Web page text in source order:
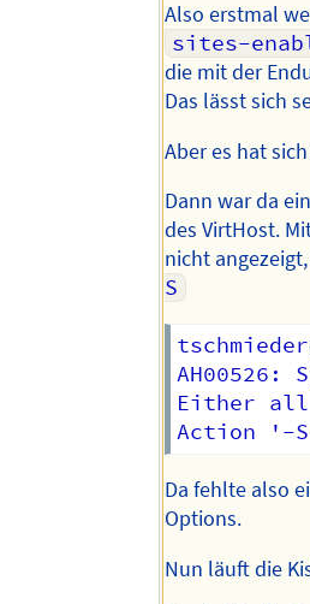
Also erstmal
sites-
die mit der
Das lässt sich
Aber es hat
Dann war da
des VirtHost.
nicht
S
Either all
Da fehlte also
Options.
Nun läuft die